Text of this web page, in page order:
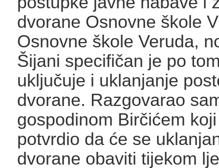
dvorane Osnovne škole
Osnovne škole Veruda,
Šijani specifičan je po
uključuje i uklanjanje
dvorane. Razgovarao
gospodinom Birčićem
potvrdio da će se
dvorane obaviti tijekom